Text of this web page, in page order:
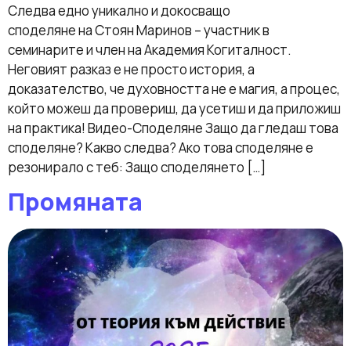
Следва едно уникално и докосващо
споделяне на Стоян Маринов – участник в
семинарите и член на Академия Когиталност.
Неговият разказ е не просто история, а
доказателство, че духовността не е магия, а процес,
който можеш да провериш, да усетиш и да приложиш
на практика! Видео-Споделяне Защо да гледаш това
споделяне? Какво следва? Ако това споделяне е
резонирало с теб: Защо споделянето […]
Промяната